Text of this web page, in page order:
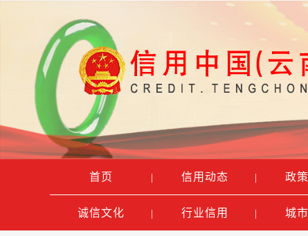
首页 | 信用动态 | 政
诚信文化 | 行业信用 | 城